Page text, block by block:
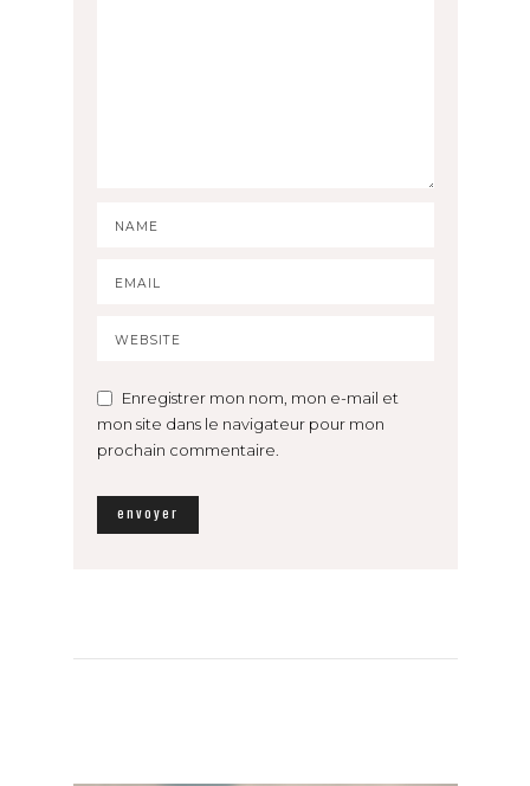
Enregistrer mon nom, mon e-mail et
mon site dans le navigateur pour mon
prochain commentaire.